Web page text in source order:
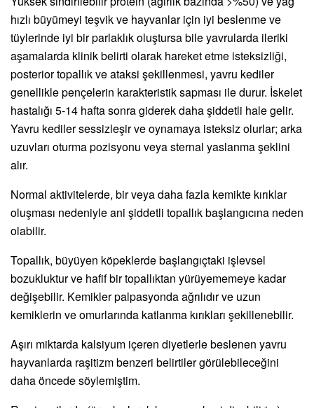
hızlı büyümeyi teşvik ve hayvanlar için iyi beslenme ve
tüylerinde iyi bir parlaklık oluştursa bile yavrularda ileriki
aşamalarda klinik belirti olarak hareket etme isteksizliği,
posterior topallık ve ataksi şekillenmesi, yavru kediler
genellikle pençelerin karakteristik sapması ile durur. İskelet
hastalığı 5-14 hafta sonra giderek daha şiddetli hale gelir.
Yavru kediler sessizleşir ve oynamaya isteksiz olurlar; arka
uzuvları oturma pozisyonu veya sternal yaslanma şeklini
alır.
Normal aktivitelerde, bir veya daha fazla kemikte kırıklar
oluşması nedeniyle ani şiddetli topallık başlangıcına neden
olabilir.
Topallık, büyüyen köpeklerde başlangıçtaki işlevsel
bozukluktur ve hafif bir topallıktan yürüyememeye kadar
değişebilir. Kemikler palpasyonda ağrılıdır ve uzun
kemiklerin ve omurlarında katlanma kırıkları şekillenebilir.
Aşırı miktarda kalsiyum içeren diyetlerle beslenen yavru
hayvanlarda raşitizm benzeri belirtiler görülebileceğini
daha öncede söylemiştim.